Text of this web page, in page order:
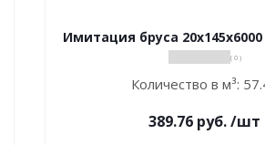
Имитация бруса
( 0 )
Количество в м³:
389.76 руб./шт